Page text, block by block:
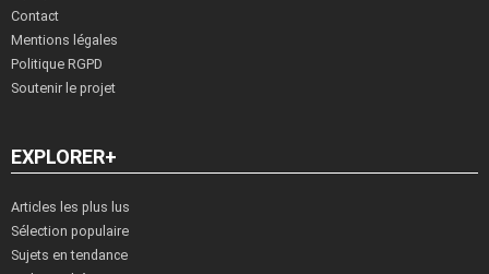
Contact
Mentions légales
Politique RGPD
Soutenir le projet
EXPLORER+
Articles les plus lus
Sélection populaire
Sujets en tendance